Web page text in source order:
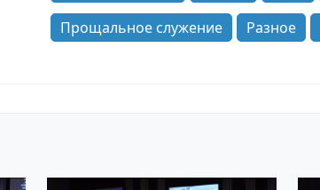
Прощальное служение
Разное